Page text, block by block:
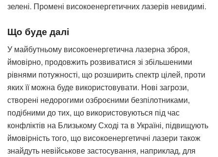
зелені. Промені високоенергетичних лазерів невидимі.
Що буде далі
У майбутньому високоенергетична лазерна зброя,
ймовірно, продовжить розвиватися зі збільшеними
рівнями потужності, що розширить спектр цілей, проти
яких її можна буде використовувати. Нові загрози,
створені недорогими озброєними безпілотниками,
подібними до тих, що використовуються під час
конфліктів на Близькому Сході та в Україні, підвищують
ймовірність того, що високоенергетичні лазери також
знайдуть невійськове застосування, наприклад, для